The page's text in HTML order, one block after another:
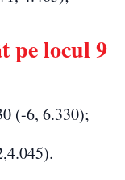
pe locul 9
(-6, 6.330);